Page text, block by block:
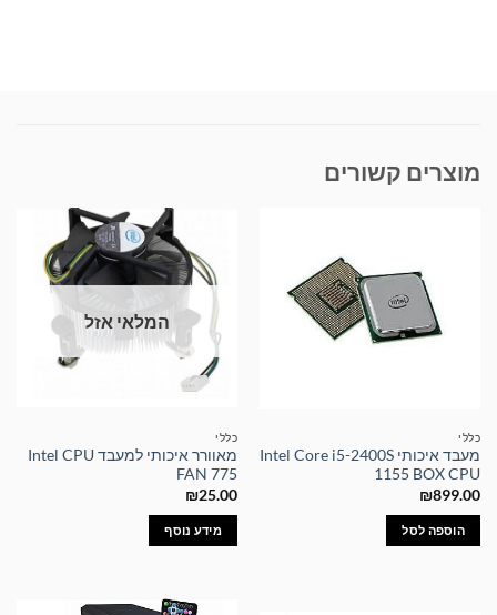
מוצרים קשורים
כללי
מעבד איכותי Intel Core i5-2400S
1155 BOX CPU
₪899.00
הוספה לסל
המלאי אזל
כללי
מאוורר איכותי למעבד Intel CPU
FAN 775
₪25.00
מידע נוסף